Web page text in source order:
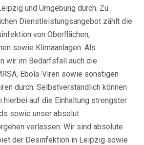
und Umgebung durch. Zu
Dienstleistungsangebot zählt die
von Oberflächen,
sowie Klimaanlagen. Als
wir im Bedarfsfall auch die
Ebola-Viren sowie sonstigen
durch. Selbstverständlich können
hierbei auf die Einhaltung strengster
sowie unser absolut
verlassen. Wir sind absolute
der Desinfektion in Leipzig sowie